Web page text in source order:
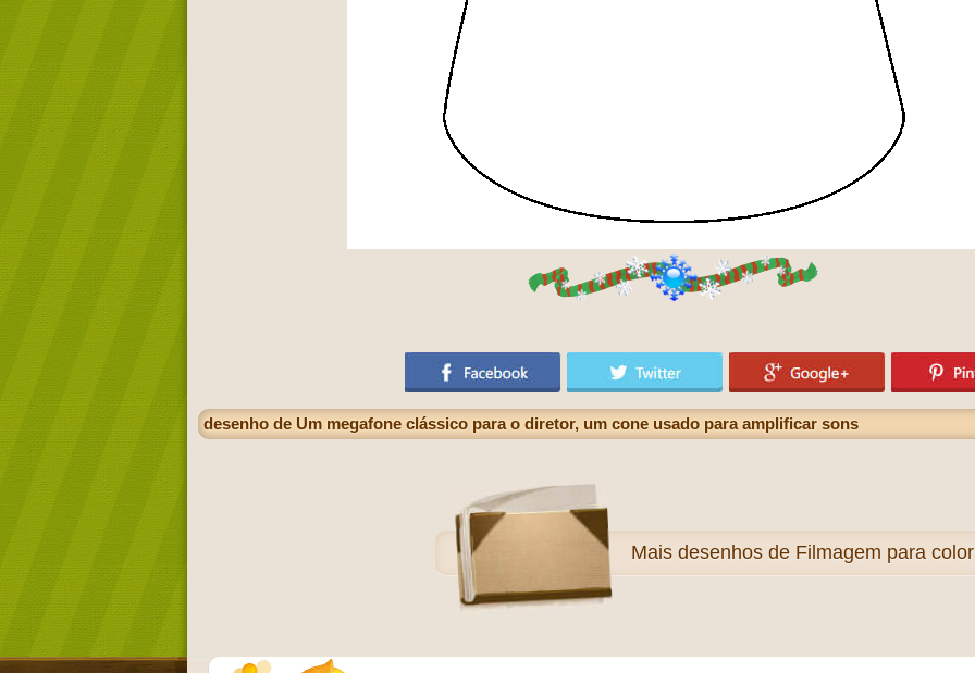
desenho de Um megafone clássico para o diretor, um cone usado para amplificar sons
Mais desenhos de Filmagem para